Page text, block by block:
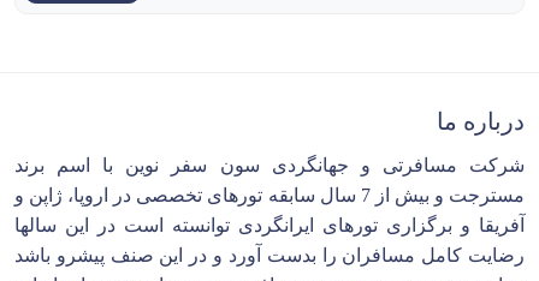
درباره ما
شرکت مسافرتی و جهانگردی سون سفر نوین با اسم برند
مسترجت و بیش از 7 سال سابقه تورهای تخصصی در اروپا، ژاپن و
آفریقا و برگزاری تورهای ایرانگردی توانسته است در این سالها
رضایت کامل مسافران را بدست آورد و در این صنف پیشرو باشد